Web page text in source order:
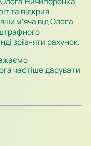
та відкрив
м’яча від Олега
зрівняти рахунок.
частіше дарувати